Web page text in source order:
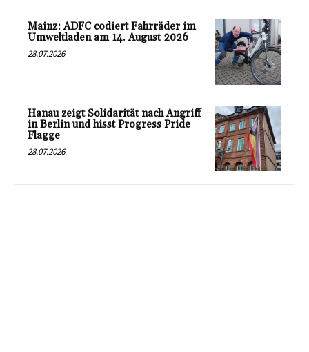
Mainz: ADFC codiert Fahrräder im
Umweltladen am 14. August 2026
28.07.2026
Hanau zeigt Solidarität nach Angriff
in Berlin und hisst Progress Pride
Flagge
28.07.2026